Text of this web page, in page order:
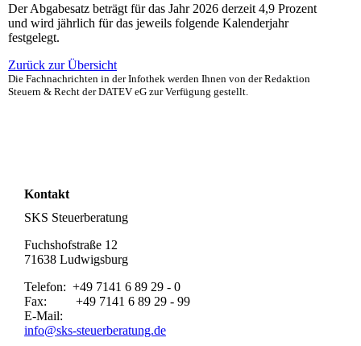
Der Abgabesatz beträgt für das Jahr 2026 derzeit 4,9 Prozent
und wird jährlich für das jeweils folgende Kalenderjahr
festgelegt.
Zurück zur Übersicht
Die Fachnachrichten in der Infothek werden Ihnen von der Redaktion
Steuern & Recht der DATEV eG zur Verfügung gestellt.
Kontakt
SKS Steuerberatung
Fuchshofstraße 12
71638 Ludwigsburg
Telefon: +49 7141 6 89 29 - 0
Fax: +49 7141 6 89 29 - 99
E-Mail:
info@sks-steuerberatung.de